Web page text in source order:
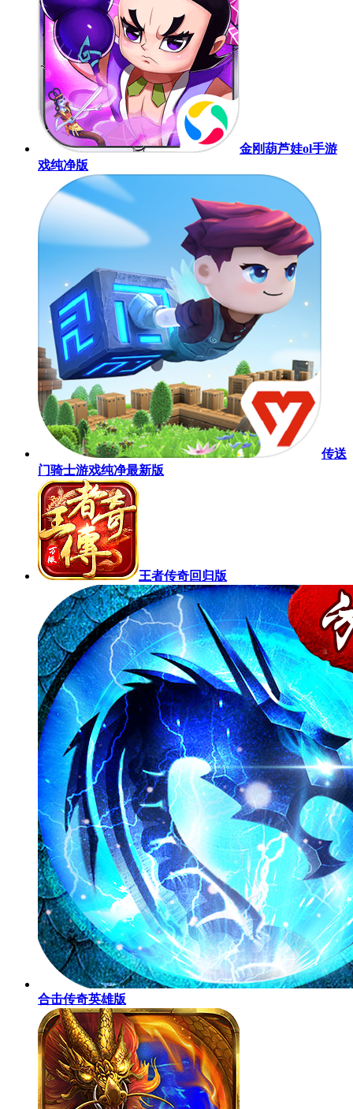
金刚葫芦娃ol手游
戏纯净版
传送
门骑士游戏纯净最新版
王者传奇回归版
合击传奇英雄版